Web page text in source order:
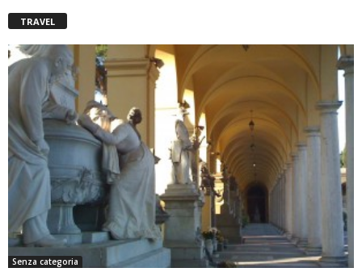
TRAVEL
Senza categoria